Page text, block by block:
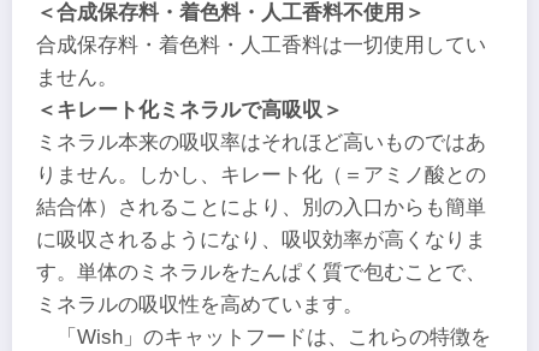
＜合成保存料・着色料・人工香料不使用＞
合成保存料・着色料・人工香料は一切使用してい
ません。
＜キレート化ミネラルで高吸収＞
ミネラル本来の吸収率はそれほど高いものではあ
りません。しかし、キレート化（＝アミノ酸との
結合体）されることにより、別の入口からも簡単
に吸収されるようになり、吸収効率が高くなりま
す。単体のミネラルをたんぱく質で包むことで、
ミネラルの吸収性を高めています。
「Wish」のキャットフードは、これらの特徴を